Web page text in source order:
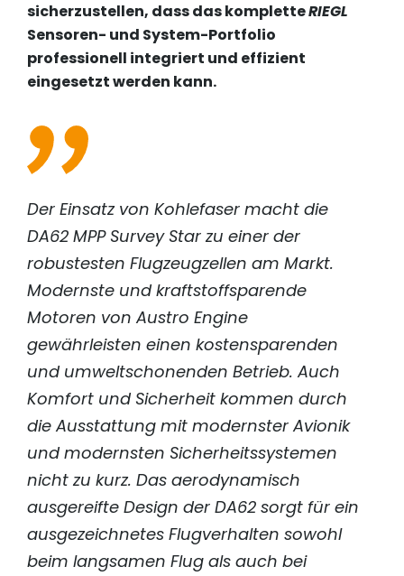
sicherzustellen, dass das kompletteRIEGL
Sensoren- und System-Portfolio
professionell integriert und effizient
eingesetzt werden kann.
Der Einsatz von Kohlefaser macht die
DA62 MPP Survey Star zu einer der
robustesten Flugzeugzellen am Markt.
Modernste und kraftstoffsparende
Motoren von Austro Engine
gewährleisten einen kostensparenden
und umweltschonenden Betrieb. Auch
Komfort und Sicherheit kommen durch
die Ausstattung mit modernster Avionik
und modernsten Sicherheitssystemen
nicht zu kurz. Das aerodynamisch
ausgereifte Design der DA62 sorgt für ein
ausgezeichnetes Flugverhalten sowohl
beim langsamen Flug als auch bei